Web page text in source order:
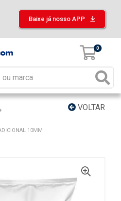
Baixe já nosso APP
0
VOLTAR
10MM